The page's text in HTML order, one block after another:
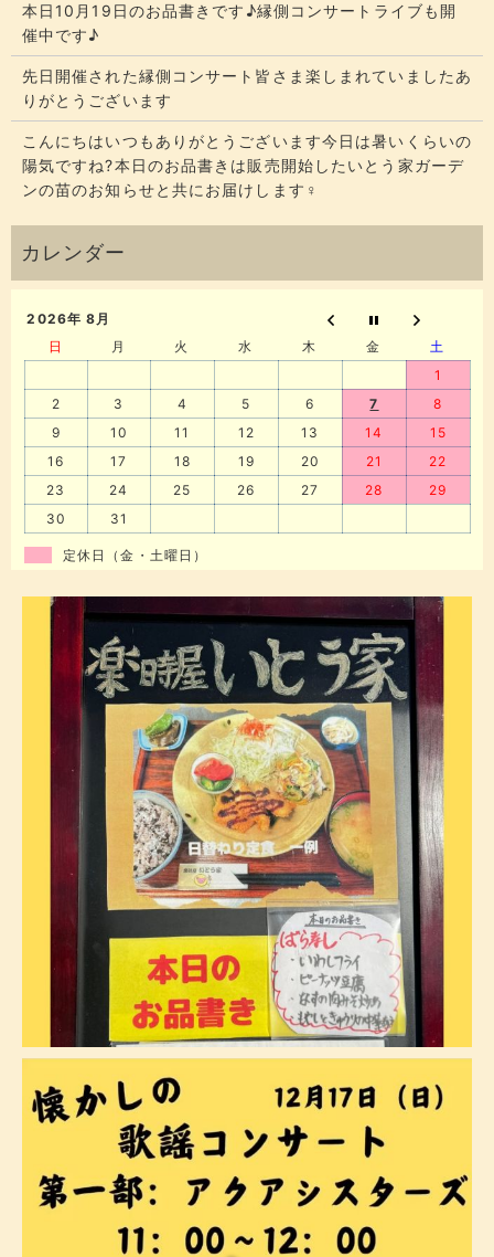
本日10月19日のお品書きです♪縁側コンサートライブも開
催中です♪
先日開催された縁側コンサート皆さま楽しまれていましたあ
りがとうございます
こんにちはいつもありがとうございます今日は暑いくらいの
陽気ですね?本日のお品書きは販売開始したいとう家ガーデ
ンの苗のお知らせと共にお届けします‍♀️
2026年 8月
日
月 火 水 木 金
土
1
2
3 4 5 6 7
8
9
10 11 12 13 14
15
16
17 18 19 20 21
22
23
24 25 26 27 28
29
30
31
定休日（金・土曜日）